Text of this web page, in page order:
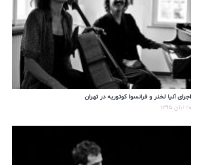
اجرای آنیا لخنر و فرانسوا کوتوریه در تهران
۲۰ آبان ۱۳۹۵